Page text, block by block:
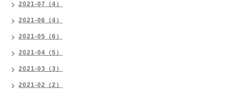
2021-07（4）
2021-06（4）
2021-05（6）
2021-04（5）
2021-03（3）
2021-02（2）